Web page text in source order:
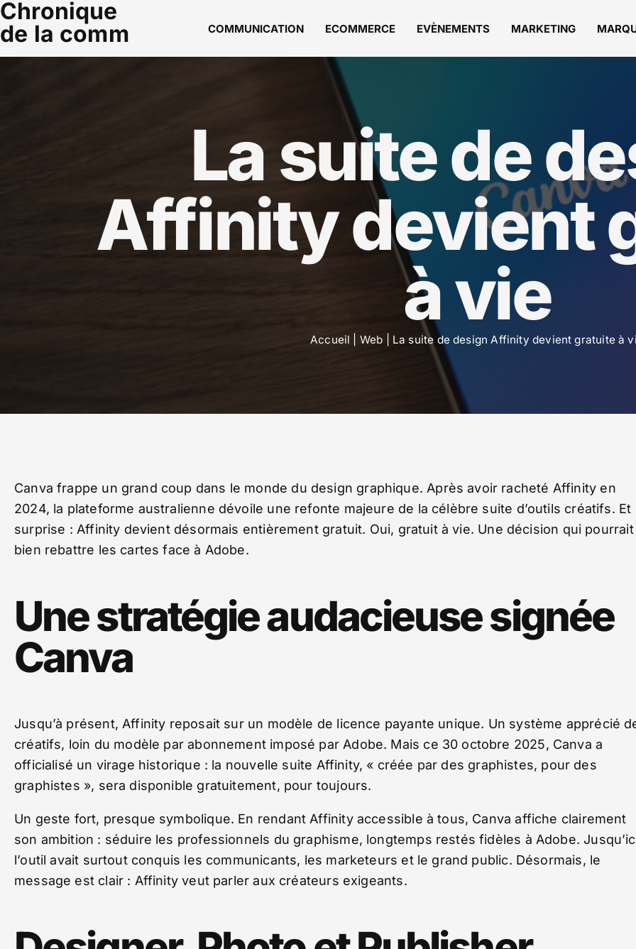
Chronique
de la comm
COMMUNICATION ECOMMERCE EVÈNEMENTS MARKETING
La suite de
Affinity devient
à vie
Accueil Web La suite de design Affinity devient gratuite à
Canva frappe un grand coup dans le monde du design graphique. Après avoir racheté Affinity en
2024, la plateforme australienne dévoile une refonte majeure de la célèbre suite d’outils créatifs. Et
surprise : Affinity devient désormais entièrement gratuit. Oui, gratuit à vie. Une décision qui pourrait
bien rebattre les cartes face à Adobe.
Une stratégie audacieuse signée
Canva
Jusqu’à présent, Affinity reposait sur un modèle de licence payante unique. Un système apprécié
créatifs, loin du modèle par abonnement imposé par Adobe. Mais ce 30 octobre 2025, Canva a
officialisé un virage historique : la nouvelle suite Affinity, « créée par des graphistes, pour des
graphistes », sera disponible gratuitement, pour toujours.
Un geste fort, presque symbolique. En rendant Affinity accessible à tous, Canva affiche clairement
son ambition : séduire les professionnels du graphisme, longtemps restés fidèles à Adobe.
l’outil avait surtout conquis les communicants, les marketeurs et le grand public. Désormais, le
message est clair : Affinity veut parler aux créateurs exigeants.